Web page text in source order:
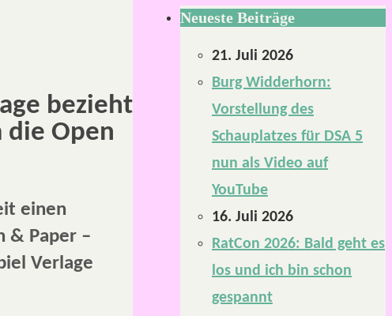
bezieht
Open
einen
& Paper –
Verlage
Neueste Beiträge
21. Juli 2026
Burg Widderhorn:
Vorstellung des
Schauplatzes für DSA 5
nun als Video auf
YouTube
16. Juli 2026
RatCon 2026: Bald geht es
los und ich bin schon
gespannt